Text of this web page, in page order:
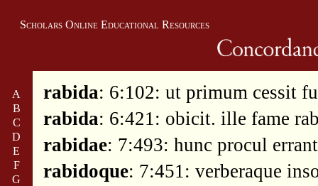
Scholars Online Educational Resources
A
B
C
D
E
F
G
rabida: 6:102: ut primum cessit
rabida: 6:421: obicit. ille fame
rabidae: 7:493: hunc procul
rabidoque: 7:451: verberaque